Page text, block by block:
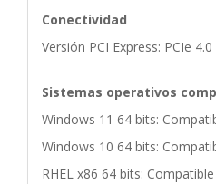
Conectividad
Versión PCI Express: PCIe 4.0
Sistemas operativos
Windows 11 64 bits:
Windows 10 64 bits:
RHEL x86 64 bits: Compatible